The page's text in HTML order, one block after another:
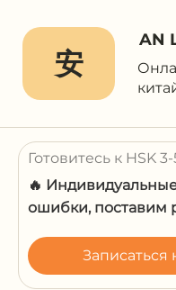
安
AN
Готовитесь к HSK
🔥
ошибки, поставим